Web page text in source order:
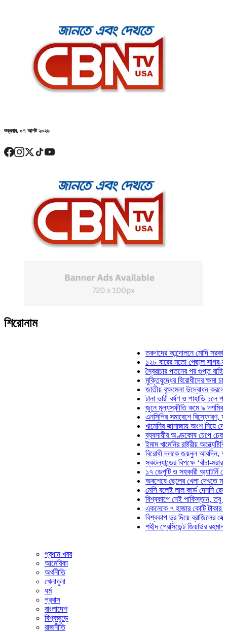
শুক্রবার, ০৭ আগষ্ট ২০২৬
শিরোনাম
তরুণদের আন্দোলনে মোদি সরকার
১২৮ বারের মতো পেছাল সাগর-রুনি
স্বৈরাচার পতনের পর গুপ্ত বাহিনীর
মুক্তিযুদ্ধের বিরোধীদের ক্ষমা চাইতে
জাতীয় বৃক্ষমেলা উদ্বোধন করলেন
টানা ভারী বর্ষণ ও পাহাড়ি ঢলে
জুনে মূল্যস্ফীতি কমে ৯ দশমিক ১৬
এনসিপির সমাবেশে বিস্ফোরণ,
খামেনির জানাজায় অংশ নিয়ে দেশে
ব্যবসায়ীর অণ্ডকোষ চেপে চেক-
ইমাম খামেনির রাষ্ট্রীয়
বিরোধী দলকে জয়নুল আবদিন,
স্কটল্যান্ডের বিপক্ষে ‘বাঁচা-মরার
১৭ ডেপুটি ও সহকারী অ্যাটর্নি
অবশেষে ছেলের খেলা দেখতে মাঠে
মেসি বলেই লাল কার্ড দেননি রেফারি!
বিশ্বকাপে নেই পাকিস্তান, তবু
একনেকে ৭ হাজার কোটি টাকার ৫
বিশ্বকাপ ড্র দিয়ে ব্রাজিলের হেক্সা
শহীদ প্রেসিডেন্ট জিয়াউর রহমান
প্রধান খবর
আমেরিকা
অর্থনীতি
খেলাধুলা
ধর্ম
প্রবাস
বাংলাদেশ
বিশ্বজুড়ে
রাজনীতি